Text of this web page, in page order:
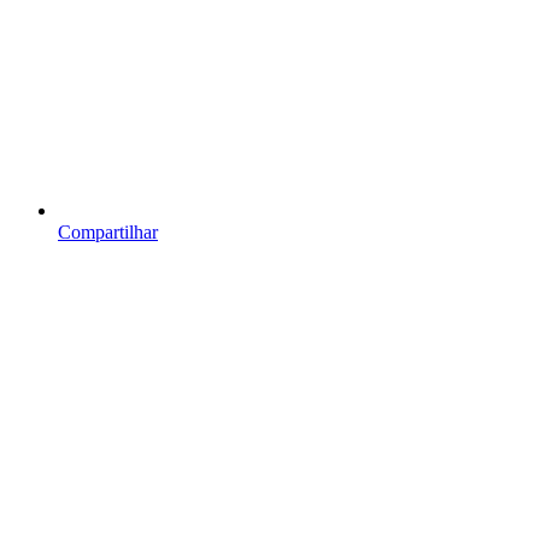
Compartilhar